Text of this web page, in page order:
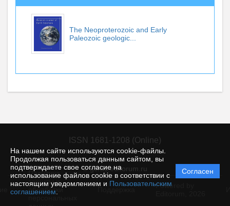
На нашем сайте используются cookie-файлы.
Продолжая пользоваться данным сайтом, вы
подтверждаете свое согласие на
использование файлов cookie в соответствии с
настоящим уведомлением и Пользовательским
соглашением
Согласен
The Neoproterozoic and Early
Paleozoic geologic...
ISSN 1681-1208 (Online)
© gcras.editorum.ru
Политика
защиты и
обработки
Powered by